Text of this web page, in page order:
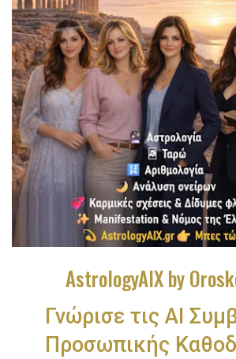
AstrologyAIX by
Γνώρισε τις ΑΙ
Προσωπικής